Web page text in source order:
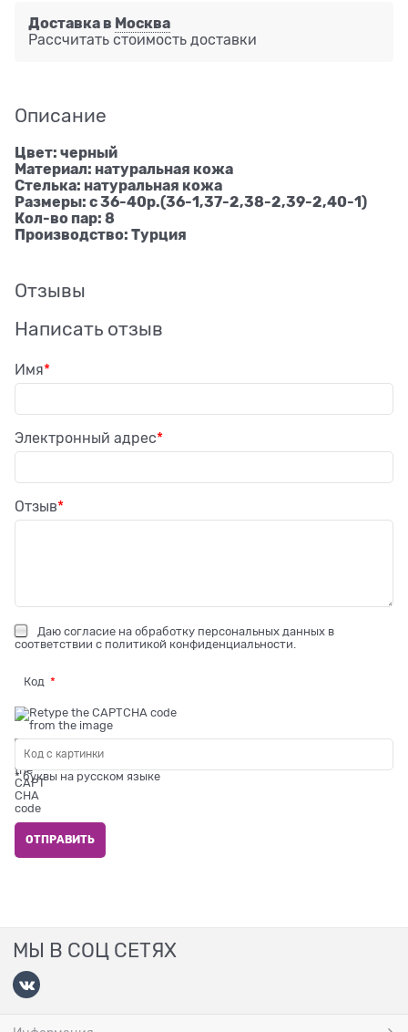
Доставка в Москва
Рассчитать стоимость доставки
Описание
Цвет: черный
Материал: натуральная кожа
Стелька: натуральная кожа
Размеры: с 36-40р.(36-1,37-2,38-2,39-2,40-1)
Кол-во пар: 8
Производство: Турция
Отзывы
Написать отзыв
Имя
Электронный адрес
Отзыв
Даю согласие на обработку персональных данных в
соответствии с политикой конфиденциальности
Код
* буквы на русском языке
МЫ В СОЦ СЕТЯХ